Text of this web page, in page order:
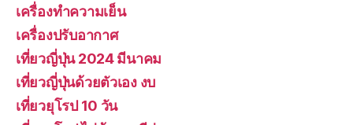
เครื่องทำความเย็น
เครื่องปรับอากาศ
เที่ยวญี่ปุ่น 2024 มีนาคม
เที่ยวญี่ปุ่นด้วยตัวเอง งบ
เที่ยวยุโรป 10 วัน